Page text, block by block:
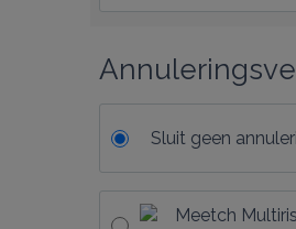
Sluit geen
Meetch